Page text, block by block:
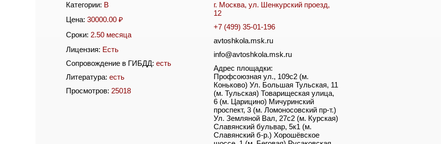
Категории: B
Цена:30000.00 ₽
Сроки: 2.50 месяца
Лицензия: Есть
Сопровождение в ГИБДД:есть
Литература:есть
Просмотров: 25018
г. Москва, ул. Шенкурский проезд,
12
+7 (499) 35-01-196
avtoshkola.msk.ru
info@avtoshkola.msk.ru
Адрес площадки:
Профсоюзная ул., 109с2 (м.
Коньково) Ул. Большая Тульская, 11
(м. Тульская) Товарищеская улица,
6 (м. Царицино) Мичуринский
проспект, 3 (м. Ломоносовский пр-т.)
Ул. Земляной Вал, 27с2 (м. Курская)
Славянский бульвар, 5к1 (м.
Славянский б-р.) Хорошёвское